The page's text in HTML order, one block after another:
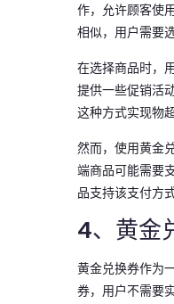
作，允许顾客使
相似，用户需要
在选择商品时，
提供一些促销活
这种方式实现物
然而，使用黄金
端商品可能需要
品支持该支付方
4、黄金
黄金兑换券作为
券，用户不需要